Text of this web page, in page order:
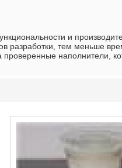
и
разработки, тем меньше
проверенные наполнители,